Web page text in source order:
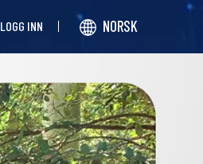
LOGG INN NORSK